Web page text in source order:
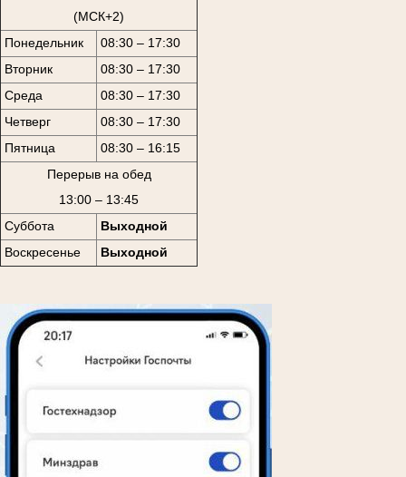
(МСК+2)
Понедельник
08:30 – 17:30
Вторник
08:30 – 17:30
Среда
08:30 – 17:30
Четверг
08:30 – 17:30
Пятница
08:30 – 16:15
Перерыв на обед
13:00 – 13:45
Суббота
Выходной
Воскресенье
Выходной